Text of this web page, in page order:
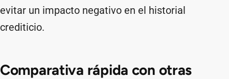
evitar un impacto negativo en el historial
crediticio.
Comparativa rápida con otras